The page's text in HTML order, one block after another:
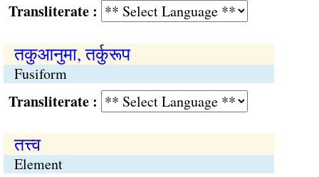
:
तकुआनुमा, तर्कुरूप
Fusiform
:
तत्त्व
Element